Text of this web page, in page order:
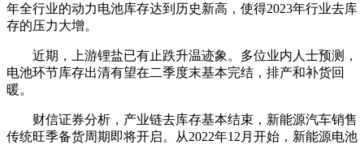
年全行业的动力电池库存达到历史新高，使得2023年行业去库
存的压力大增。
近期，上游锂盐已有止跌升温迹象。多位业内人士预测，
电池环节库存出清有望在二季度末基本完结，排产和补货回
暖。
财信证券分析，产业链去库存基本结束，新能源汽车销售
传统旺季备货周期即将开启。从2022年12月开始，新能源电池